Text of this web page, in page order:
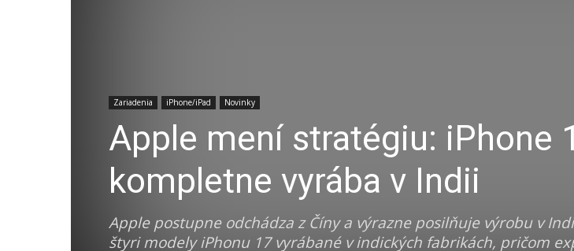
Zariadenia iPhone/iPad Novinky
Apple mení stratégiu: iPhone
kompletne vyrába v Indii
Apple postupne odchádza z Číny a výrazne posilňuje výrobu v
štyri modely iPhonu 17 vyrábané v indických fabrikách, pričom